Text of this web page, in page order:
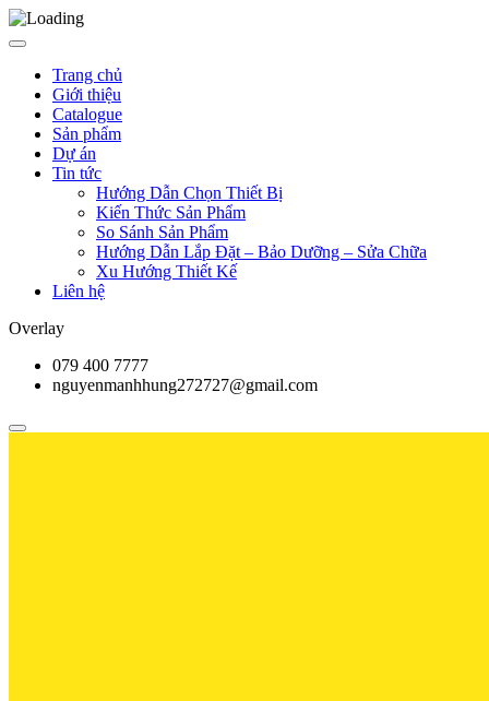
Trang chủ
Giới thiệu
Catalogue
Sản phẩm
Dự án
Tin tức
Hướng Dẫn Chọn Thiết Bị
Kiến Thức Sản Phẩm
So Sánh Sản Phẩm
Hướng Dẫn Lắp Đặt – Bảo Dưỡng – Sửa Chữa
Xu Hướng Thiết Kế
Liên hệ
Overlay
079 400 7777
nguyenmanhhung272727@gmail.com